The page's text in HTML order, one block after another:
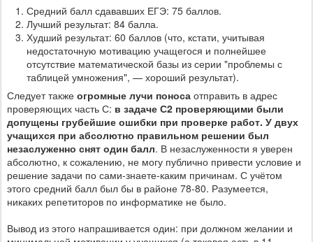
Средний балл сдававших ЕГЭ: 75 баллов.
Лучший результат: 84 балла.
Худший результат: 60 баллов (что, кстати, учитывая
недостаточную мотивацию учащегося и полнейшее
отсутствие математической базы из серии "проблемы с
таблицей умножения", — хороший результат).
Следует также огромные лучи поноса отправить в адрес
проверяющих часть С: в задаче С2 проверяющими были
допущены грубейшие ошибки при проверке работ. У двух
учащихся при абсолютно правильном решении был
незаслуженно снят один балл. В незаслуженности я уверен
абсолютно, к сожалению, не могу публично привести условие и
решение задачи по сами-знаете-каким причинам. С учётом
этого средний балл был бы в районе 78-80. Разумеется,
никаких репетиторов по информатике не было.
Вывод из этого напрашивается один: при должном желании и